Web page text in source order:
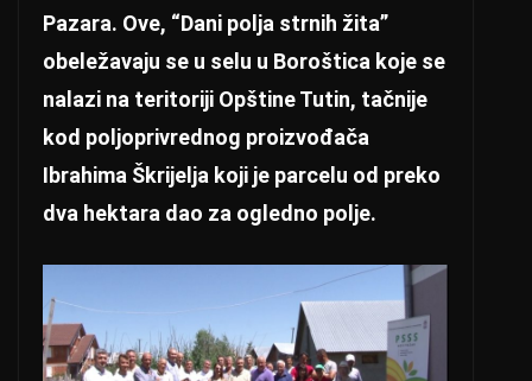
Pazara. Ove, “Dani polja strnih žita”
obeležavaju se u selu u Boroštica koje se
nalazi na teritoriji Opštine Tutin, tačnije
kod poljoprivrednog proizvođača
Ibrahima Škrijelja koji je parcelu od preko
dva hektara dao za ogledno polje.